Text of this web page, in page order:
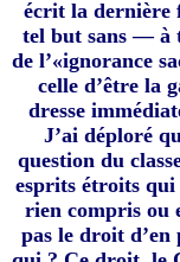
écrit la dernière
tel but sans — à
de l’«ignorance
celle d’être la
dresse
J’ai déploré
question du
esprits étroits qui
rien compris ou
pas le droit